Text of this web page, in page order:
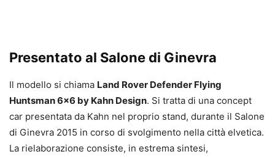
Presentato al Salone di Ginevra
Il modello si chiama Land Rover Defender Flying
Huntsman 6×6 by Kahn Design. Si tratta di una concept
car presentata da Kahn nel proprio stand, durante il Salone
di Ginevra 2015 in corso di svolgimento nella città elvetica.
La rielaborazione consiste, in estrema sintesi,